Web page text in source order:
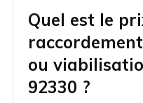
Quel est le
ou
92330 ?